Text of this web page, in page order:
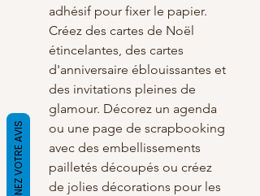
adhésif pour fixer le papier.
Créez des cartes de Noël
étincelantes, des cartes
d'anniversaire éblouissantes et
des invitations pleines de
glamour. Décorez un agenda
ou une page de scrapbooking
avec des embellissements
pailletés découpés ou créez
de jolies décorations pour les
DONNEZ VOTRE AVIS